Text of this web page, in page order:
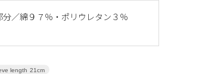
／綿９７％・ポリウレタン３％
length 21cm